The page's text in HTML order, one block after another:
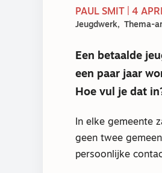
PAUL SMIT | 4
Jeugdwerk Thema-
Een betaalde
een paar jaar
Hoe vul je dat
In elke gemeente
geen twee
persoonlijke